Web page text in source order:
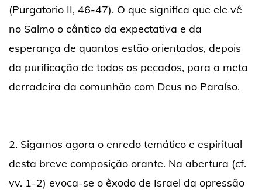
(Purgatorio II, 46-47). O que significa que ele vê
no Salmo o cântico da expectativa e da
esperança de quantos estão orientados, depois
da purificação de todos os pecados, para a meta
derradeira da comunhão com Deus no Paraíso.
2. Sigamos agora o enredo temático e espiritual
desta breve composição orante. Na abertura (cf.
vv. 1-2) evoca-se o êxodo de Israel da opressão